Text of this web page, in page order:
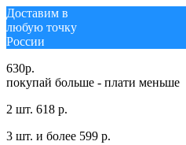
Доставим в
любую точку
России
630р.
покупай больше - плати меньше
2 шт. 618 р.
3 шт. и более 599 р.